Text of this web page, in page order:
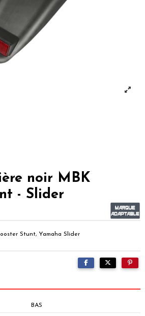
noir MBK
- Slider
Stunt, Yamaha Slider
BAS